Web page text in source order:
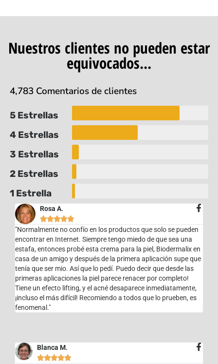
Nuestros clientes no pueden estar
equivocados...
4,783 Comentarios de clientes
5 Estrellas
4 Estrellas
3 Estrellas
2 Estrellas
1 Estrella
Rosa A.

"Normalmente no confío en los productos que solo se pueden
encontrar en Internet. Siempre tengo miedo de que sea una
estafa, entonces probé esta crema para la piel, Biodermalix en
casa de un amigo y después de la primera aplicación supe que
tenía que ser mio. Así que lo pedí. Puedo decir que desde las
primeras aplicaciones la piel parece renacer por completo!
Tiene un efecto lifting, y el acné desaparece inmediatamente,
¡incluso el más difícil! Recomiendo a todos que lo prueben, es
fenomenal."
Blanca M.
